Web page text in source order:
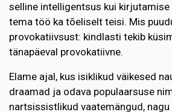
selline intelligentsus kui
tema töö ka tõeliselt teisi. Mis
provokatiivsust: kindlasti tekib
tänapäeval provokatiivne.
Elame ajal, kus isiklikud väikesed
draamad ja odava populaarsuse
nartsissistlikud vaatemängud,